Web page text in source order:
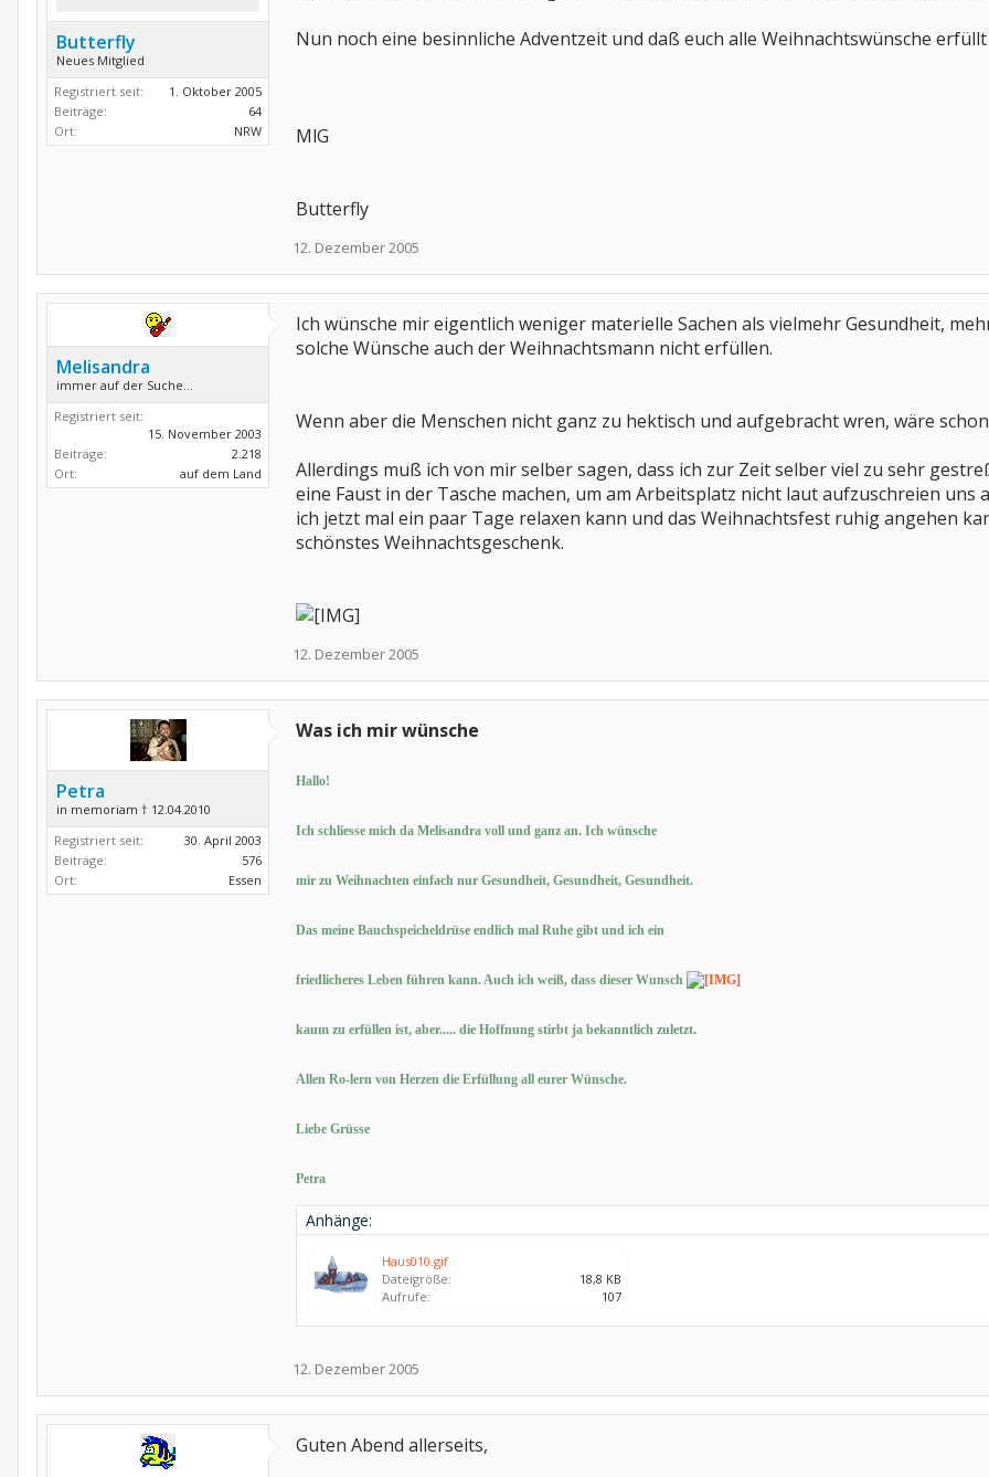
Butterfly
Neues Mitglied
Registriert seit:
1. Oktober 2005
Beiträge:
64
Ort:
NRW
Nun noch eine besinnliche Adventzeit und daß euch alle Weihnachtswünsche
MlG
Butterfly
12. Dezember 2005
Melisandra
immer auf der Suche...
Registriert seit:
15. November 2003
Beiträge:
2.218
Ort:
auf dem Land
Ich wünsche mir eigentlich weniger materielle Sachen als vielmehr Gesundheit,
solche Wünsche auch der Weihnachtsmann nicht erfüllen.
Wenn aber die Menschen nicht ganz zu hektisch und aufgebracht wren, wäre
Allerdings muß ich von mir selber sagen, dass ich zur Zeit selber viel zu sehr
eine Faust in der Tasche machen, um am Arbeitsplatz nicht laut aufzuschreien
ich jetzt mal ein paar Tage relaxen kann und das Weihnachtsfest ruhig angehen
schönstes Weihnachtsgeschenk.
12. Dezember 2005
Petra
in memoriam † 12.04.2010
Registriert seit:
30. April 2003
Beiträge:
576
Ort:
Essen
Was ich mir wünsche
Hallo!
Ich schliesse mich da Melisandra voll und ganz an. Ich wünsche
mir zu Weihnachten einfach nur Gesundheit, Gesundheit, Gesundheit.
Das meine Bauchspeicheldrüse endlich mal Ruhe gibt und ich ein
friedlicheres Leben führen kann. Auch ich weiß, dass dieser Wunsch
kaum zu erfüllen ist, aber..... die Hoffnung stirbt ja bekanntlich zuletzt.
Allen Ro-lern von Herzen die Erfüllung all eurer Wünsche.
Liebe Grüsse
Petra
Anhänge:
Haus010.gif
Dateigröße:
18,8 KB
Aufrufe:
107
12. Dezember 2005
Guten Abend allerseits,